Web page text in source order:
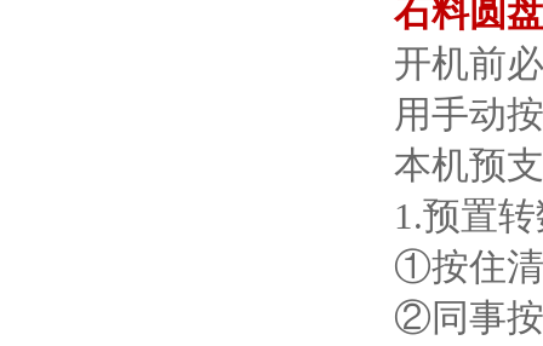
石料圆
开机前
用手动
本机预
1.预置
①按住
②同事按